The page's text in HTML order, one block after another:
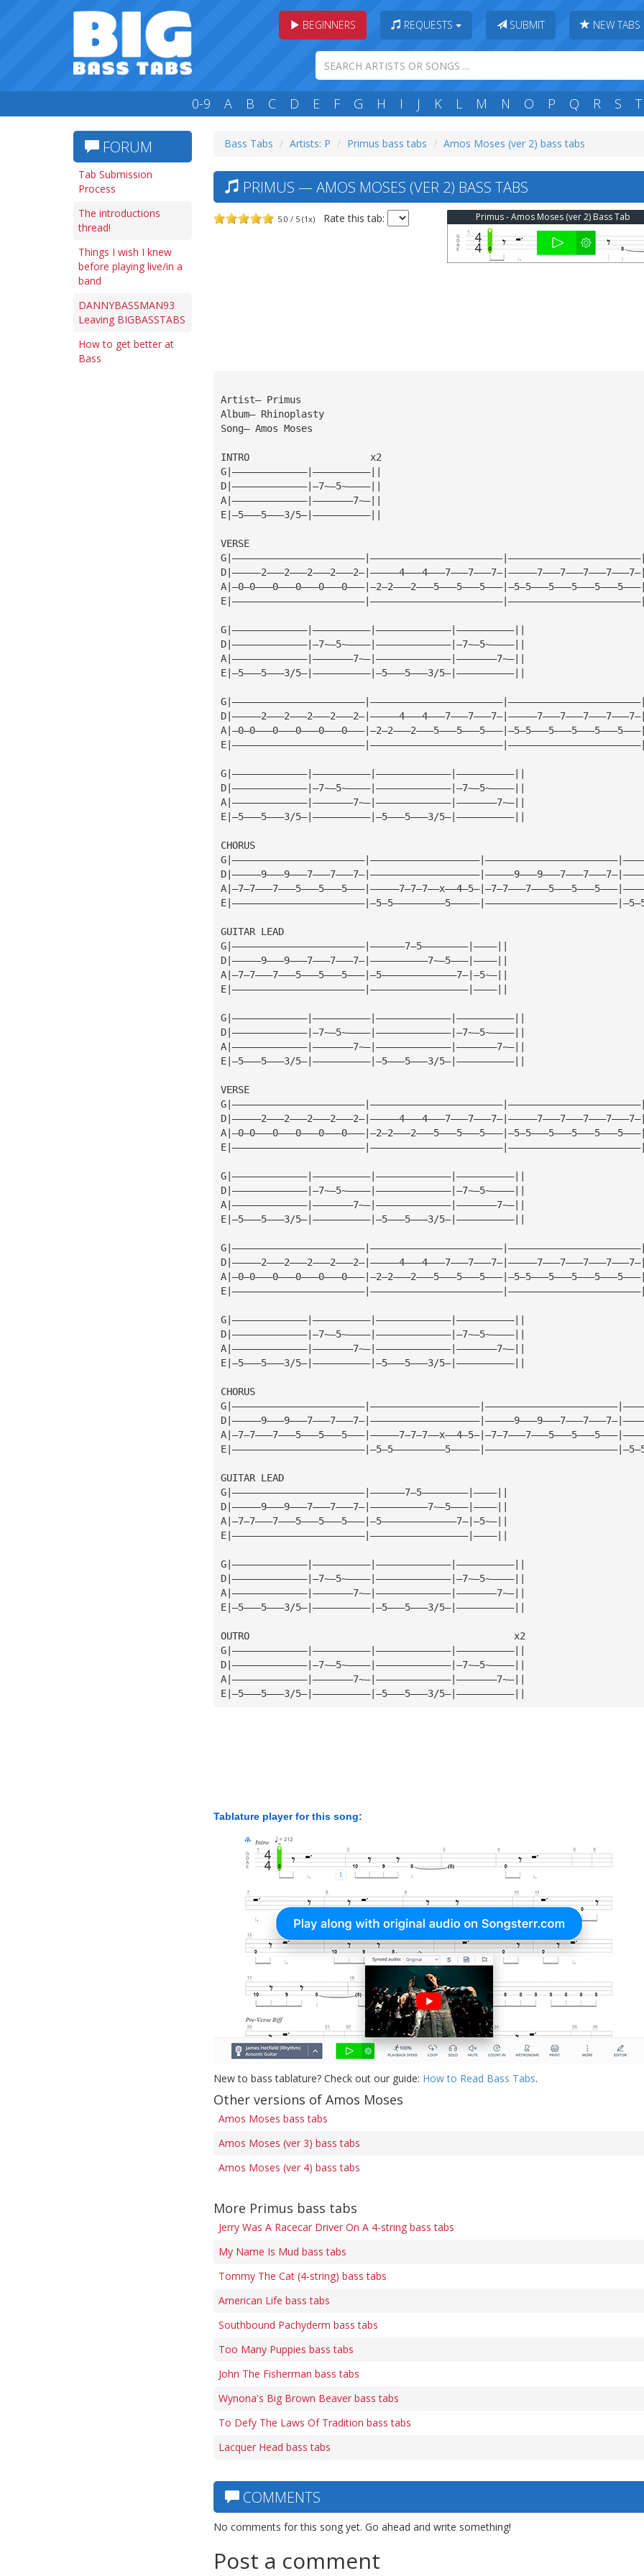
BEGINNERS REQUESTS SUBMIT NEW TABS
0-9 A B C D E F G H I J K L M N O P Q R S T
FORUM
Tab Submission
Process
The introductions
thread!
Things I wish I knew
before playing live/in a
band
DANNYBASSMAN93
Leaving BIGBASSTABS
How to get better at
Bass
Bass Tabs Artists: P Primus bass tabs Amos Moses (ver 2) bass tabs
PRIMUS — AMOS MOSES (VER 2) BASS TABS
5.0 / 5 (1x) Rate this tab: Primus - Amos Moses (ver 2) Bass Tab
Artist— Primus
Album— Rhinoplasty
Song— Amos Moses
INTRO                     x2
G|—————————————|——————————||
D|—————————————|—7~—5~————||
A|—————————————|———————7~—||
E|—5———5———3/5—|——————————||
VERSE
G|—————————————|——————————|—————————————|——————————||
D|—————————————|—7~—5~————|—————————————|—7~—5~————||
A|—————————————|———————7~—|—————————————|———————7~—||
E|—5———5———3/5—|——————————|—5———5———3/5—|——————————||
G|—————————————|——————————|—————————————|——————————||
D|—————————————|—7~—5~————|—————————————|—7~—5~————||
A|—————————————|———————7~—|—————————————|———————7~—||
E|—5———5———3/5—|——————————|—5———5———3/5—|——————————||
CHORUS
GUITAR LEAD
G|———————————————————————|——————7—5————————|————||
D|—————9———9———7———7———7—|——————————7~—5———|————||
A|—7—7———7———5———5———5———|—5—————————————7—|—5~—||
E|———————————————————————|—————————————————|————||
G|—————————————|——————————|—————————————|——————————||
D|—————————————|—7~—5~————|—————————————|—7~—5~————||
A|—————————————|———————7~—|—————————————|———————7~—||
E|—5———5———3/5—|——————————|—5———5———3/5—|——————————||
VERSE
G|—————————————|——————————|—————————————|——————————||
D|—————————————|—7~—5~————|—————————————|—7~—5~————||
A|—————————————|———————7~—|—————————————|———————7~—||
E|—5———5———3/5—|——————————|—5———5———3/5—|——————————||
G|—————————————|——————————|—————————————|——————————||
D|—————————————|—7~—5~————|—————————————|—7~—5~————||
A|—————————————|———————7~—|—————————————|———————7~—||
E|—5———5———3/5—|——————————|—5———5———3/5—|——————————||
CHORUS
GUITAR LEAD
G|———————————————————————|——————7—5————————|————||
D|—————9———9———7———7———7—|——————————7~—5———|————||
A|—7—7———7———5———5———5———|—5—————————————7—|—5~—||
E|———————————————————————|—————————————————|————||
G|—————————————|——————————|—————————————|——————————||
D|—————————————|—7~—5~————|—————————————|—7~—5~————||
A|—————————————|———————7~—|—————————————|———————7~—||
E|—5———5———3/5—|——————————|—5———5———3/5—|——————————||
OUTRO                                              x2
G|—————————————|——————————|—————————————|——————————||
D|—————————————|—7~—5~————|—————————————|—7~—5~————||
A|—————————————|———————7~—|—————————————|———————7~—||
E|—5———5———3/5—|——————————|—5———5———3/5—|——————————||
Tablature player for this song:
New to bass tablature? Check out our guide: How to Read Bass Tabs.
Other versions of Amos Moses
Amos Moses bass tabs
Amos Moses (ver 3) bass tabs
Amos Moses (ver 4) bass tabs
More Primus bass tabs
Jerry Was A Racecar Driver On A 4-string bass tabs
My Name Is Mud bass tabs
Tommy The Cat (4-string) bass tabs
American Life bass tabs
Southbound Pachyderm bass tabs
Too Many Puppies bass tabs
John The Fisherman bass tabs
Wynona's Big Brown Beaver bass tabs
To Defy The Laws Of Tradition bass tabs
Lacquer Head bass tabs
COMMENTS
No comments for this song yet. Go ahead and write something!
Post a comment